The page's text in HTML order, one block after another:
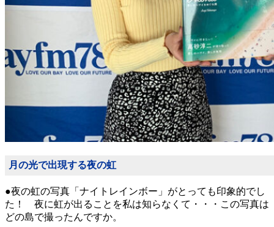
月の光で出現する夜の虹
●夜の虹の写真「ナイトレインボー」がとっても印象的でし
た！ 夜に虹が出ることを私は知らなくて・・・この写真は
どの島で撮ったんですか。